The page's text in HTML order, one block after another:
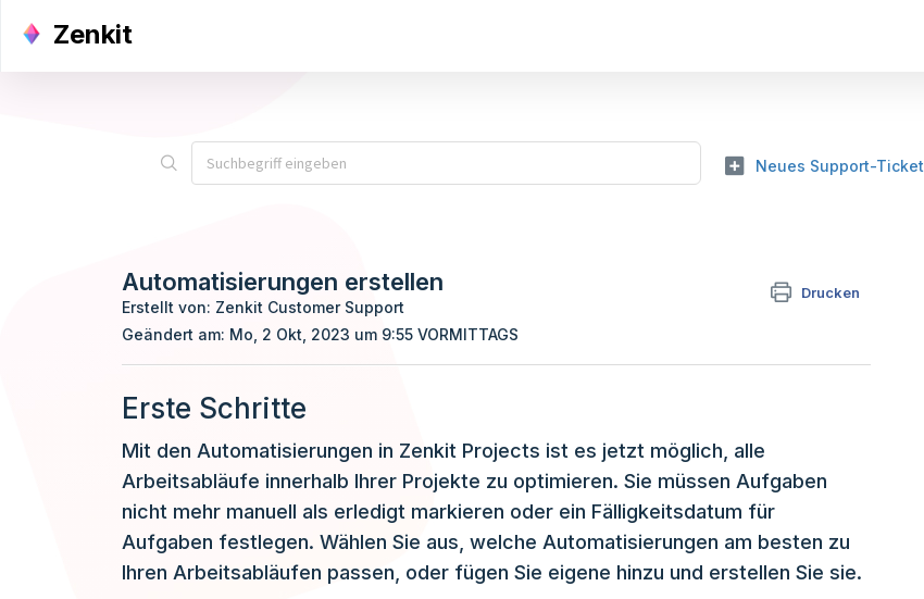
Zenkit
Neues Support-Ticket
Automatisierungen erstellen Drucken
Erstellt von: Zenkit Customer Support
Geändert am: Mo, 2 Okt, 2023 um 9:55 VORMITTAGS
Erste Schritte
Mit den Automatisierungen in Zenkit Projects ist es jetzt möglich, alle
Arbeitsabläufe innerhalb Ihrer Projekte zu optimieren. Sie müssen Aufgaben
nicht mehr manuell als erledigt markieren oder ein Fälligkeitsdatum für
Aufgaben festlegen. Wählen Sie aus, welche Automatisierungen am besten zu
Ihren Arbeitsabläufen passen, oder fügen Sie eigene hinzu und erstellen Sie sie.